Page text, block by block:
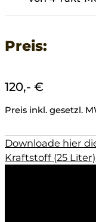
Preis:
120,- €
Preis inkl. gesetzl.
Downloade hier
Kraftstoff (25 Liter)